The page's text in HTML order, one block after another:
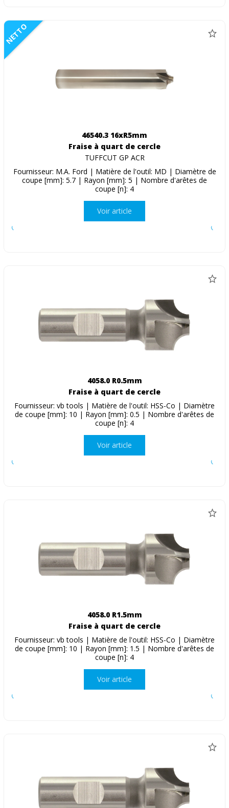
NETTO
46540.3 16xR5mm
Fraise à quart de cercle
TUFFCUT GP ACR
Fournisseur: M.A. Ford | Matière de l'outil: MD | Diamètre de
coupe [mm]: 5.7 | Rayon [mm]: 5 | Nombre d'arêtes de
coupe [n]: 4
Voir article
4058.0 R0.5mm
Fraise à quart de cercle
Fournisseur: vb tools | Matière de l'outil: HSS-Co | Diamètre
de coupe [mm]: 10 | Rayon [mm]: 0.5 | Nombre d'arêtes de
coupe [n]: 4
Voir article
4058.0 R1.5mm
Fraise à quart de cercle
Fournisseur: vb tools | Matière de l'outil: HSS-Co | Diamètre
de coupe [mm]: 10 | Rayon [mm]: 1.5 | Nombre d'arêtes de
coupe [n]: 4
Voir article